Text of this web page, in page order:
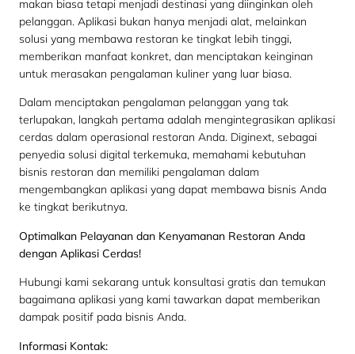
makan biasa tetapi menjadi destinasi yang diinginkan oleh
pelanggan. Aplikasi bukan hanya menjadi alat, melainkan
solusi yang membawa restoran ke tingkat lebih tinggi,
memberikan manfaat konkret, dan menciptakan keinginan
untuk merasakan pengalaman kuliner yang luar biasa.
Dalam menciptakan pengalaman pelanggan yang tak
terlupakan, langkah pertama adalah mengintegrasikan aplikasi
cerdas dalam operasional restoran Anda. Diginext, sebagai
penyedia solusi digital terkemuka, memahami kebutuhan
bisnis restoran dan memiliki pengalaman dalam
mengembangkan aplikasi yang dapat membawa bisnis Anda
ke tingkat berikutnya.
Optimalkan Pelayanan dan Kenyamanan Restoran Anda
dengan Aplikasi Cerdas!
Hubungi kami sekarang untuk konsultasi gratis dan temukan
bagaimana aplikasi yang kami tawarkan dapat memberikan
dampak positif pada bisnis Anda.
Informasi Kontak: